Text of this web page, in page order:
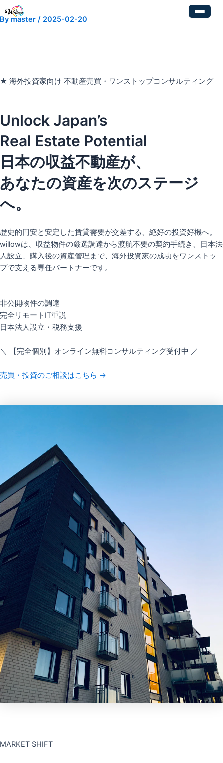
容
プ
By master / 2025-02-20
★ 海外投資家向け 不動産売買・ワンストップコンサルティング
Unlock Japan’s
Real Estate Potential
日本の収益不動産が、
あなたの資産を次のステージ
へ。
歴史的円安と安定した賃貸需要が交差する、絶好の投資好機へ。
willowは、収益物件の厳選調達から渡航不要の契約手続き、日本法
人設立、購入後の資産管理まで、海外投資家の成功をワンストッ
プで支える専任パートナーです。
非公開物件の調達
完全リモートIT重説
日本法人設立・税務支援
＼ 【完全個別】オンライン無料コンサルティング受付中 ／
売買・投資のご相談はこちら →
MARKET SHIFT
Post
navigation